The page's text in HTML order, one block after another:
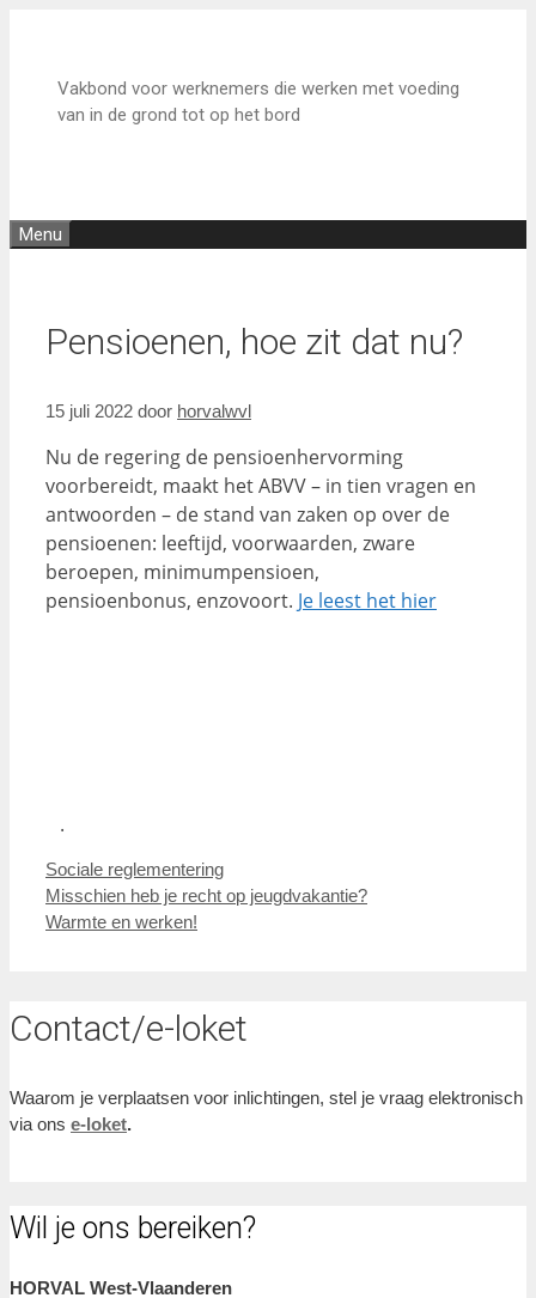
Vakbond voor werknemers die werken met voeding
van in de grond tot op het bord
Menu
Pensioenen, hoe zit dat nu?
15 juli 2022 door horvalwvl
Nu de regering de pensioenhervorming
voorbereidt, maakt het ABVV – in tien vragen en
antwoorden – de stand van zaken op over de
pensioenen: leeftijd, voorwaarden, zware
beroepen, minimumpensioen,
pensioenbonus, enzovoort. Je leest het hier
.
Categorieën
Sociale reglementering
Misschien heb je recht op jeugdvakantie?
Warmte en werken!
Contact/e-loket
Waarom je verplaatsen voor inlichtingen, stel je vraag elektronisch
via ons e-loket.
Wil je ons bereiken?
HORVAL West-Vlaanderen